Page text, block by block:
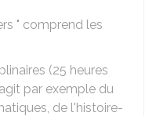
" comprend les
(25 heures
par exemple du
de l'histoire-